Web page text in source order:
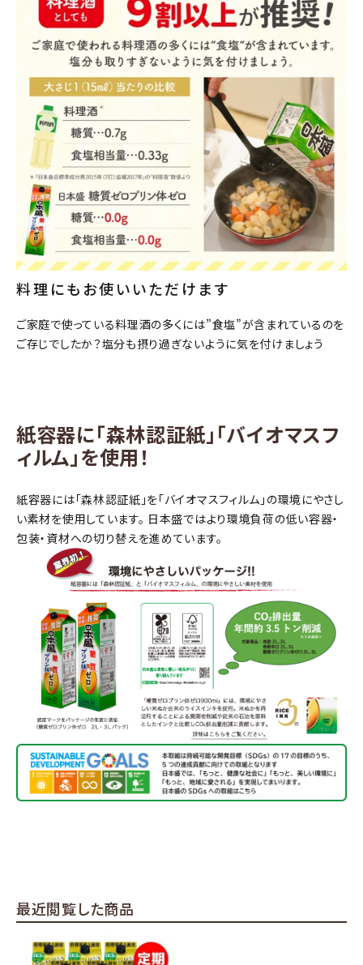
キーワードから探す
search
酒質
濃淡度
甘辛度
アルコール度数
精米歩合
価格から探す
料理にもお使いいただけます
ご家庭で使っている料理酒の多くには”食塩”が含まれているのを
ご存じでしたか？塩分も摂り過ぎないように気を付けましょう
紙容器に「森林認証紙」「バイオマスフ
ィルム」を使用！
紙容器には「森林認証紙」を「バイオマスフィルム」の環境にやさし
い素材を使用しています。 日本盛ではより環境負荷の低い容器・
包装・資材への切り替えを進めています。
最近閲覧した商品